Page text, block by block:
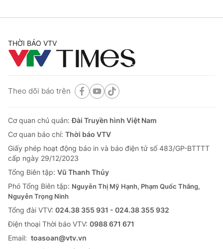
THỜI BÁO VTV
Theo dõi báo trên
Cơ quan chủ quản:Đài Truyền hình Việt Nam
Cơ quan báo chí: Thời báo VTV
Giấy phép hoạt động báo in và báo điện tử số 483/GP-BTTTT
cấp ngày 29/12/2023
Tổng Biên tập: Vũ Thanh Thủy
Phó Tổng Biên tập: Nguyễn Thị Mỹ Hạnh, Phạm Quốc Thắng,
Nguyễn Trọng Ninh
Tổng đài VTV: 024.38 355 931 - 024.38 355 932
Ðiện thoại Thời báo VTV: 0988 671 671
Email: toasoan@vtv.vn